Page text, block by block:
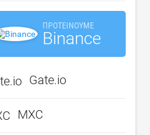
ΠΡΟΤΕΊΝΟΥΜΕ
Binance
Gate.io
MXC